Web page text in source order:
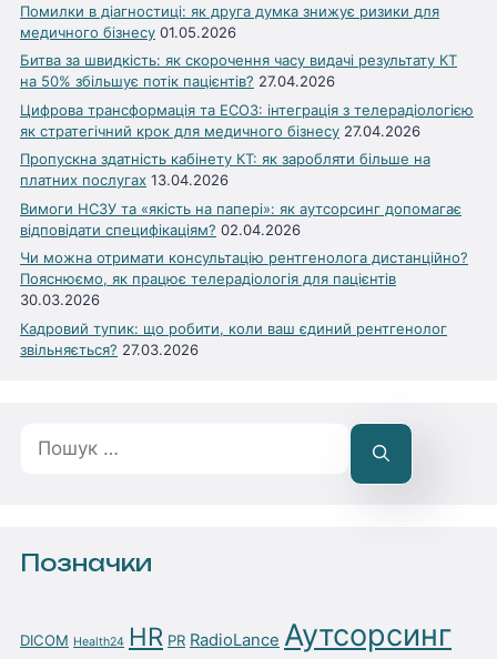
Помилки в діагностиці: як друга думка знижує ризики для
медичного бізнесу 01.05.2026
Битва за швидкість: як скорочення часу видачі результату КТ
на 50% збільшує потік пацієнтів? 27.04.2026
Цифрова трансформація та ЕСОЗ: інтеграція з телерадіологією
як стратегічний крок для медичного бізнесу 27.04.2026
Пропускна здатність кабінету КТ: як заробляти більше на
платних послугах 13.04.2026
Вимоги НСЗУ та «якість на папері»: як аутсорсинг допомагає
відповідати специфікаціям? 02.04.2026
Чи можна отримати консультацію рентгенолога дистанційно?
Пояснюємо, як працює телерадіологія для пацієнтів
30.03.2026
Кадровий тупик: що робити, коли ваш єдиний рентгенолог
звільняється? 27.03.2026
Позначки
DICOM Health24 HR PR RadioLance Аутсорсинг